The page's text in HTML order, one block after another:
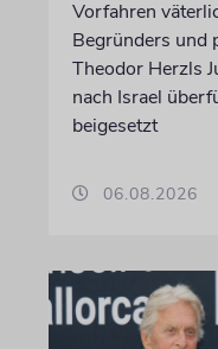
Vorfahren
Begründers und
Theodor Herzls
nach Israel
beigesetzt
06.08.2026